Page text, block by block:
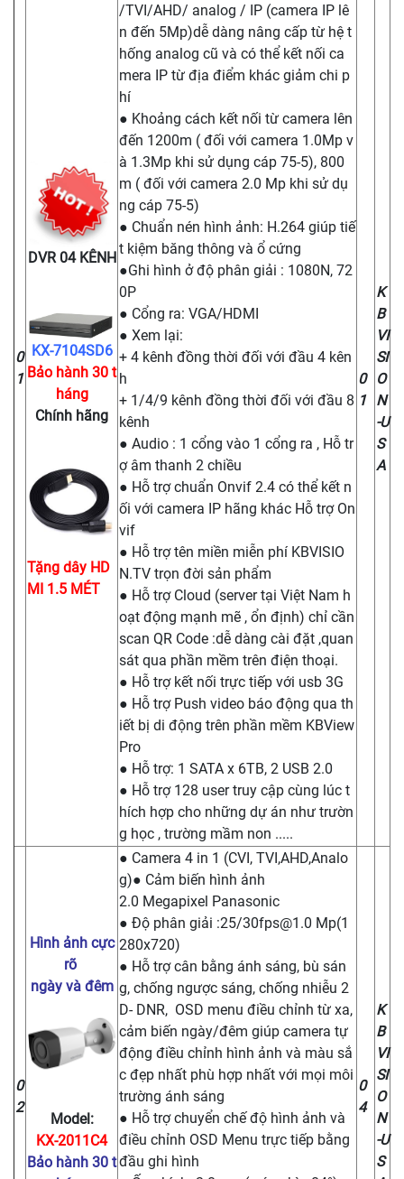
0
1
DVR 04 KÊNH
KX-7104SD6
Bảo hành 30 t
háng
Chính hãng
Tặng dây HD
MI 1.5 MÉT
/TVI/AHD/ analog / IP (camera IP lê
n đến 5Mp)dễ dàng nâng cấp từ hệ t
hống analog cũ và có thể kết nối ca
mera IP từ địa điểm khác giảm chi p
hí
● Khoảng cách kết nối từ camera lên
đến 1200m ( đối với camera 1.0Mp v
à 1.3Mp khi sử dụng cáp 75-5), 800
m ( đối với camera 2.0 Mp khi sử dụ
ng cáp 75-5)
● Chuẩn nén hình ảnh: H.264 giúp tiế
t kiệm băng thông và ổ cứng
●Ghi hình ở độ phân giải : 1080N, 72
0P
● Cổng ra: VGA/HDMI
● Xem lại:
+ 4 kênh đồng thời đối với đầu 4 kên
h
+ 1/4/9 kênh đồng thời đối với đầu 8
kênh
● Audio : 1 cổng vào 1 cổng ra , Hỗ tr
ợ âm thanh 2 chiều
● Hỗ trợ chuẩn Onvif 2.4 có thể kết n
ối với camera IP hãng khác Hỗ trợ On
vif
● Hỗ trợ tên miền miễn phí KBVISIO
N.TV trọn đời sản phẩm
● Hỗ trợ Cloud (server tại Việt Nam h
oạt động mạnh mẽ , ổn định) chỉ cần
scan QR Code :dễ dàng cài đặt ,quan
sát qua phần mềm trên điện thoại.
● Hỗ trợ kết nối trực tiếp với usb 3G
● Hỗ trợ Push video báo động qua th
iết bị di động trên phần mềm KBView
Pro
● Hỗ trợ: 1 SATA x 6TB, 2 USB 2.0
● Hỗ trợ 128 user truy cập cùng lúc t
hích hợp cho những dự án như trườn
g học , trường mầm non .....
0
1
K
B
VI
SI
O
N
-U
S
A
0
2
Hình ảnh cực
rõ
ngày và đêm
Model:
KX-2011C4
Bảo hành 30 t
● Camera 4 in 1 (CVI, TVI,AHD,Analo
g)● Cảm biến hình ảnh
2.0 Megapixel Panasonic
● Độ phân giải :25/30fps@1.0 Mp(1
280x720)
● Hỗ trợ cân bằng ánh sáng, bù sán
g, chống ngược sáng, chống nhiễu 2
D- DNR, OSD menu điều chỉnh từ xa,
cảm biến ngày/đêm giúp camera tự
động điều chỉnh hình ảnh và màu sắ
c đẹp nhất phù hợp nhất với mọi môi
trường ánh sáng
● Hỗ trợ chuyển chế độ hình ảnh và
điều chỉnh OSD Menu trực tiếp bằng
đầu ghi hình
0
4
K
B
VI
SI
O
N
-U
S